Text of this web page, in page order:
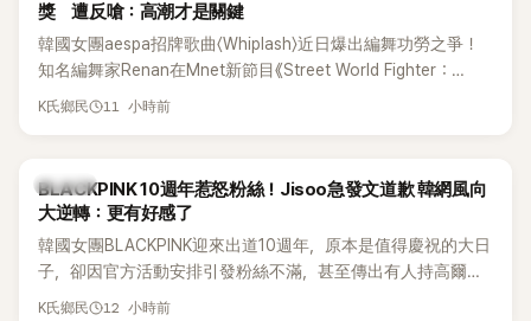
獎 遭反嗆：高潮才是關鍵
韓國女團aespa招牌歌曲〈Whiplash〉近日爆出編舞功勞之爭！
知名編舞家Renan在Mnet新節目《Street World Fighter：
Directors' War》預告中，公開談及自己在〈Whiplash〉編舞上的
K氏鄉民 11 小時前
K-POP
BLACKPINK 10週年惹怒粉絲！Jisoo急發文道歉 韓網風向
大逆轉：更有好感了
韓國女團BLACKPINK迎來出道10週年，原本是值得慶祝的大日
子，卻因官方活動安排引發粉絲不滿，甚至傳出有人持高爾夫
球桿到YG娛樂大樓鬧事。Jisoo今（8日）也親自發文向BLINK
K氏鄉民 12 小時前